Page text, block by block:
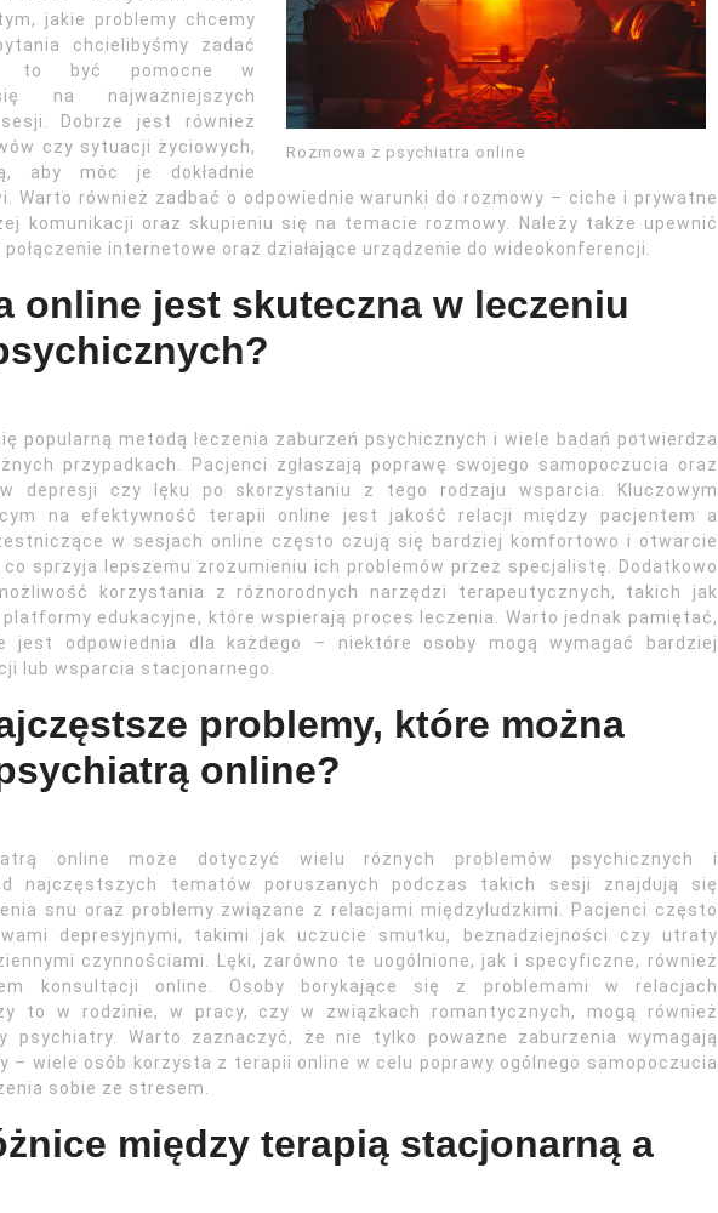
Rozmowa z psychiatra online
jakie problemy chcemy
chcielibyśmy zadać
to być pomocne w
na najważniejszych
Dobrze jest również
czy sytuacji życiowych,
aby móc je dokładnie
Warto również zadbać o odpowiednie warunki do rozmowy – ciche i prywatne
komunikacji oraz skupieniu się na temacie rozmowy. Należy także upewnić
internetowe oraz działające urządzenie do wideokonferencji.
online jest skuteczna w leczeniu
popularną metodą leczenia zaburzeń psychicznych i wiele badań potwierdza
przypadkach. Pacjenci zgłaszają poprawę swojego samopoczucia oraz
depresji czy lęku po skorzystaniu z tego rodzaju wsparcia. Kluczowym
na efektywność terapii online jest jakość relacji między pacjentem a
w sesjach online często czują się bardziej komfortowo i otwarcie
sprzyja lepszemu zrozumieniu ich problemów przez specjalistę. Dodatkowo
korzystania z różnorodnych narzędzi terapeutycznych, takich jak
edukacyjne, które wspierają proces leczenia. Warto jednak pamiętać,
jest odpowiednia dla każdego – niektóre osoby mogą wymagać bardziej
lub wsparcia stacjonarnego.
problemy, które można
online?
online może dotyczyć wielu różnych problemów psychicznych i
najczęstszych tematów poruszanych podczas takich sesji znajdują się
snu oraz problemy związane z relacjami międzyludzkimi. Pacjenci często
depresyjnymi, takimi jak uczucie smutku, beznadziejności czy utraty
czynnościami. Lęki, zarówno te uogólnione, jak i specyficzne, również
konsultacji online. Osoby borykające się z problemami w relacjach
to w rodzinie, w pracy, czy w związkach romantycznych, mogą również
psychiatry. Warto zaznaczyć, że nie tylko poważne zaburzenia wymagają
– wiele osób korzysta z terapii online w celu poprawy ogólnego samopoczucia
sobie ze stresem.
między terapią stacjonarną a